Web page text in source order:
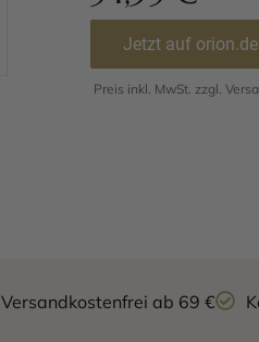
Jetzt auf
Preis inkl. MwSt. zzgl.
Versandkostenfrei ab 69 €